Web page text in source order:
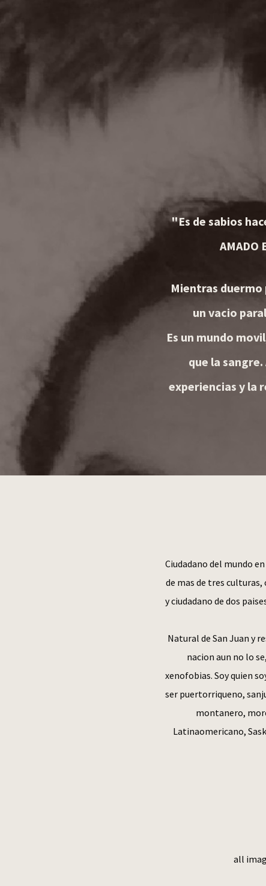
"Es de sabios
AMADO
Mientras
un vacio
Es un mundo
que la
experiencias y la
Ciudadano del mundo
de mas de tres
y ciudadano de dos
Natural de San Juan y
nacion aun no lo
xenofobias. Soy quien
ser puertorriqueno,
montanero,
Latinaomericano,
all